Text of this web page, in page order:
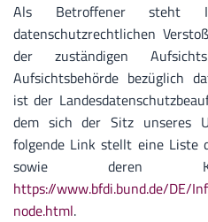
Als Betroffener steht
datenschutzrechtlichen
der zuständigen
Aufsichtsbehörde bezüglich
ist der
dem sich der Sitz unseres
folgende Link stellt eine Liste
sowie deren
https://www.bfdi.bund.de/DE/
node.html.